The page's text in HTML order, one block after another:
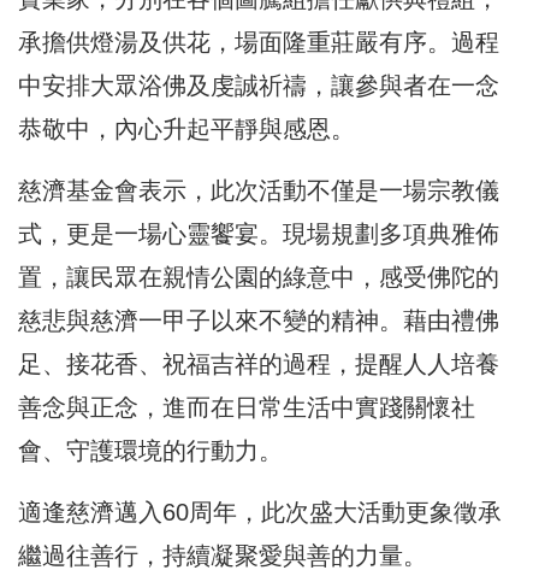
承擔供燈湯及供花，場面隆重莊嚴有序。過程
中安排大眾浴佛及虔誠祈禱，讓參與者在一念
恭敬中，內心升起平靜與感恩。
慈濟基金會表示，此次活動不僅是一場宗教儀
式，更是一場心靈饗宴。現場規劃多項典雅佈
置，讓民眾在親情公園的綠意中，感受佛陀的
慈悲與慈濟一甲子以來不變的精神。藉由禮佛
足、接花香、祝福吉祥的過程，提醒人人培養
善念與正念，進而在日常生活中實踐關懷社
會、守護環境的行動力。
適逢慈濟邁入60周年，此次盛大活動更象徵承
繼過往善行，持續凝聚愛與善的力量。